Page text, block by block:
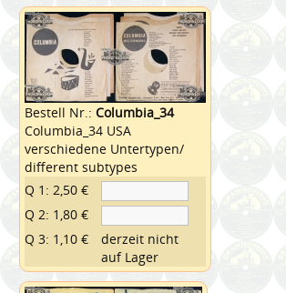
Bestell Nr.:Columbia_34
Columbia_34 USA
verschiedene Untertypen/
different subtypes
Q 1: 2,50 €
Q 2: 1,80 €
Q 3: 1,10 €
derzeit nicht
auf Lager